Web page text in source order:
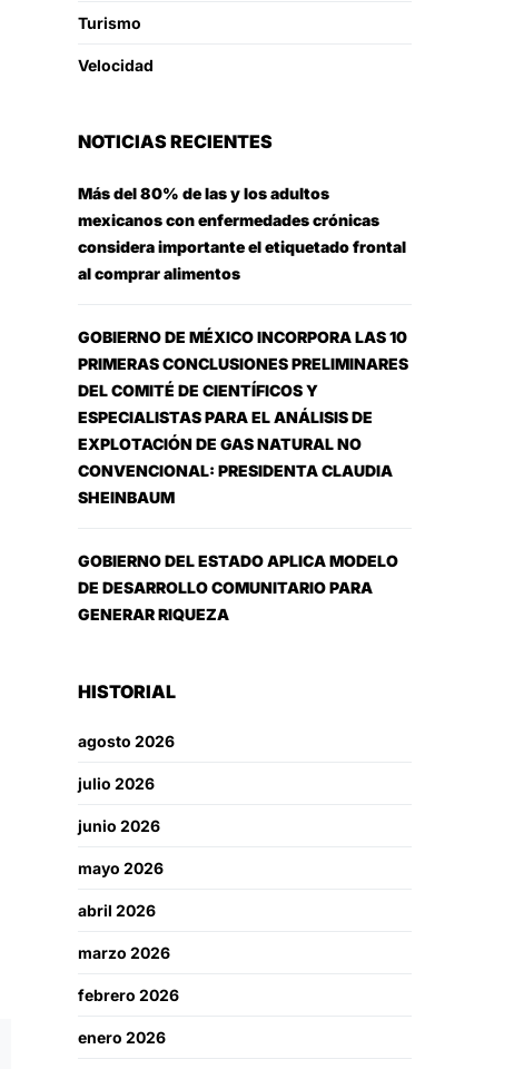
Turismo
Velocidad
NOTICIAS RECIENTES
Más del 80% de las y los adultos
mexicanos con enfermedades crónicas
considera importante el etiquetado frontal
al comprar alimentos
GOBIERNO DE MÉXICO INCORPORA LAS 10
PRIMERAS CONCLUSIONES PRELIMINARES
DEL COMITÉ DE CIENTÍFICOS Y
ESPECIALISTAS PARA EL ANÁLISIS DE
EXPLOTACIÓN DE GAS NATURAL NO
CONVENCIONAL: PRESIDENTA CLAUDIA
SHEINBAUM
GOBIERNO DEL ESTADO APLICA MODELO
DE DESARROLLO COMUNITARIO PARA
GENERAR RIQUEZA
HISTORIAL
agosto 2026
julio 2026
junio 2026
mayo 2026
abril 2026
marzo 2026
febrero 2026
enero 2026